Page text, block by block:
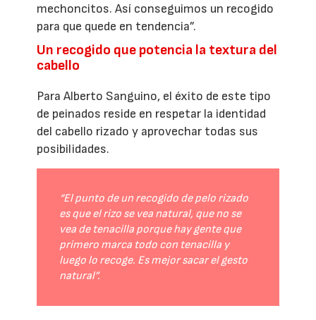
mechoncitos. Así conseguimos un recogido
para que quede en tendencia”.
Un recogido que potencia la textura del
cabello
Para Alberto Sanguino, el éxito de este tipo
de peinados reside en respetar la identidad
del cabello rizado y aprovechar todas sus
posibilidades.
“El punto de un recogido de pelo rizado
es que el rizo se vea natural, que no se
vea de tenacilla porque hay gente que
primero marca todo con tenacilla y
luego lo recoge. Es mejor sacar el gesto
natural”.